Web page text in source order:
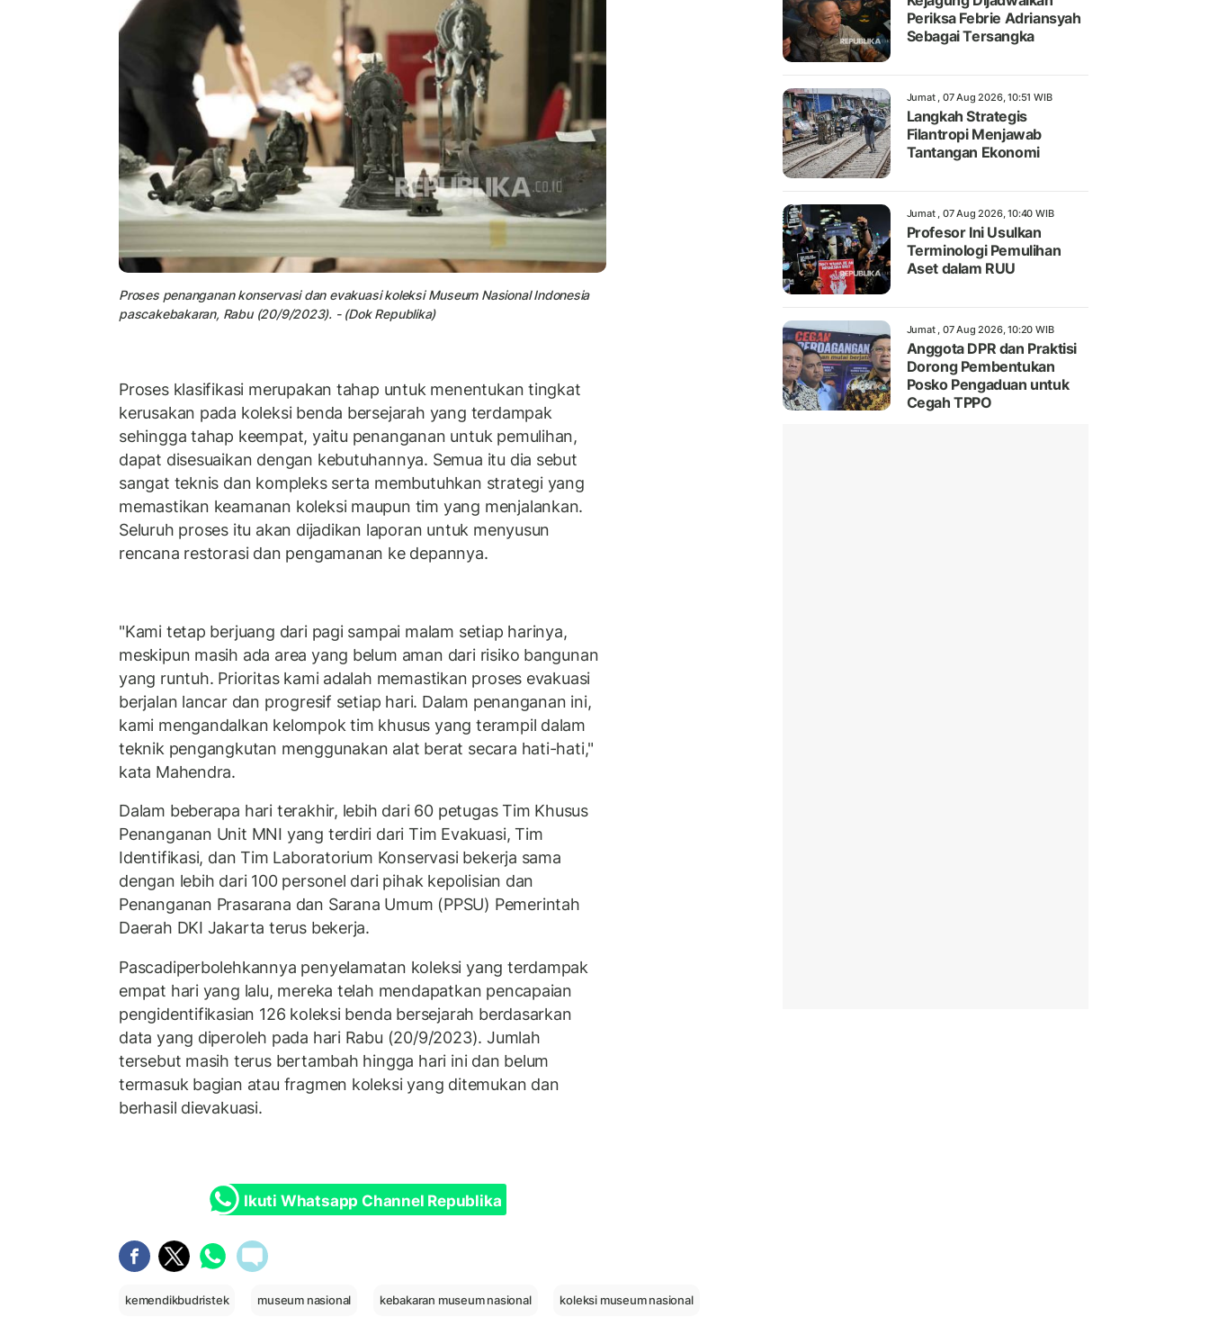
Proses penanganan konservasi dan evakuasikoleksi Museum NasionalIndonesia
pascakebakaran, Rabu (20/9/2023). - (Dok Republika)
Proses klasifikasi merupakan tahap untuk menentukan tingkat
kerusakan pada koleksi benda bersejarah yang terdampak
sehingga tahap keempat, yaitu penanganan untuk pemulihan,
dapat disesuaikan dengan kebutuhannya. Semua itu dia sebut
sangat teknis dan kompleks serta membutuhkan strategi yang
memastikan keamanan koleksi maupun tim yang menjalankan.
Seluruh proses itu akan dijadikan laporan untuk menyusun
rencana restorasi dan pengamanan ke depannya.
"Kami tetap berjuang dari pagi sampai malam setiap harinya,
meskipun masih ada area yang belum aman dari risiko bangunan
yang runtuh. Prioritas kami adalah memastikan proses evakuasi
berjalan lancar dan progresif setiap hari. Dalam penanganan ini,
kami mengandalkan kelompok tim khusus yang terampil dalam
teknik pengangkutan menggunakan alat berat secara hati-hati,"
kata Mahendra.
Dalam beberapa hari terakhir, lebih dari 60 petugas Tim Khusus
Penanganan Unit MNI yang terdiri dari Tim Evakuasi, Tim
Identifikasi, dan Tim Laboratorium Konservasi bekerja sama
dengan lebih dari 100 personel dari pihak kepolisian dan
Penanganan Prasarana dan Sarana Umum (PPSU) Pemerintah
Daerah DKI Jakarta terus bekerja.
Pascadiperbolehkannya penyelamatan koleksi yang terdampak
empat hari yang lalu, mereka telah mendapatkan pencapaian
pengidentifikasian 126 koleksi benda bersejarah berdasarkan
data yang diperoleh pada hari Rabu (20/9/2023). Jumlah
tersebut masih terus bertambah hingga hari ini dan belum
termasuk bagian atau fragmen koleksi yang ditemukan dan
berhasil dievakuasi.
Ikuti Whatsapp Channel Republika
kemendikbudristek museum nasional kebakaran museum nasional koleksi museum nasional
Periksa Febrie Adriansyah
Sebagai Tersangka
Jumat , 07 Aug 2026, 10:51 WIB
Langkah Strategis
Filantropi Menjawab
Tantangan Ekonomi
Jumat , 07 Aug 2026, 10:40 WIB
Profesor Ini Usulkan
Terminologi Pemulihan
Aset dalam RUU
Jumat , 07 Aug 2026, 10:20 WIB
Anggota DPR dan Praktisi
Dorong Pembentukan
Posko Pengaduan untuk
Cegah TPPO